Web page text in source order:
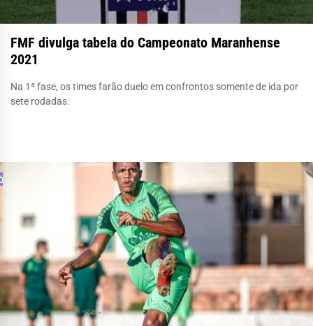
FMF divulga tabela do Campeonato Maranhense
2021
Na 1ª fase, os times farão duelo em confrontos somente de ida por
sete rodadas.